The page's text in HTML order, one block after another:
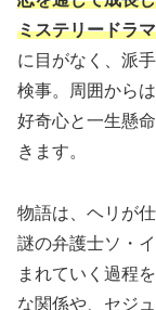
ミステリードラ
に目がなく、派
検事。周囲から
好奇心と一生懸
きます。
物語は、ヘリが
謎の弁護士ソ・
まれていく過程
な関係や、セジ